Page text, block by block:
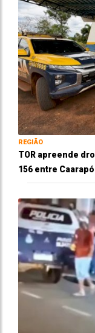
REGIÃO
TOR apreende
156 entre